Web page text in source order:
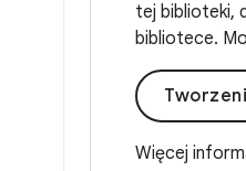
tej biblioteki,
bibliotece.
Więcej